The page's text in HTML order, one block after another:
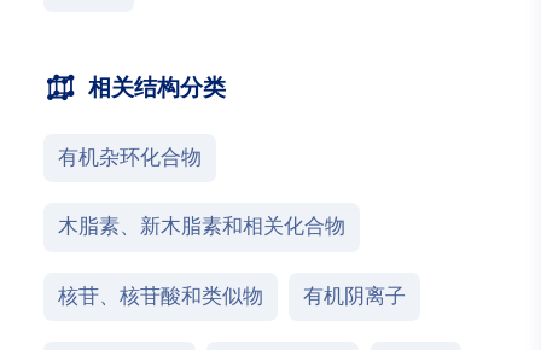
相关结构分类
有机杂环化合物
木脂素、新木脂素和相关化合物
核苷、核苷酸和类似物 有机阴离子